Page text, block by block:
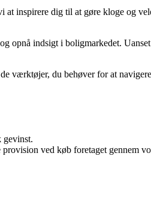
inspirere dig til at gøre kloge og
opnå indsigt i boligmarkedet.
værktøjer, du behøver for at
gevinst.
ved køb foretaget gennem